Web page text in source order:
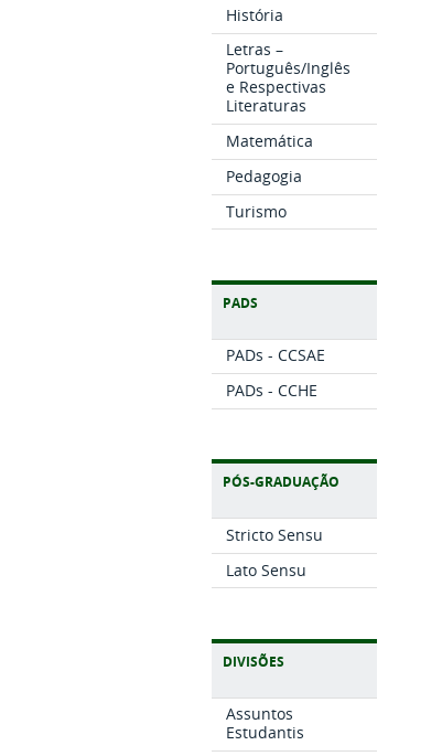
História
Letras –
Português/Inglês
e Respectivas
Literaturas
Matemática
Pedagogia
Turismo
PADS
PADs - CCSAE
PADs - CCHE
PÓS-GRADUAÇÃO
Stricto Sensu
Lato Sensu
DIVISÕES
Assuntos
Estudantis